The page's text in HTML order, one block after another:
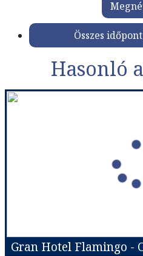
Összes
Hasonló
Gran Hotel Flamingo -